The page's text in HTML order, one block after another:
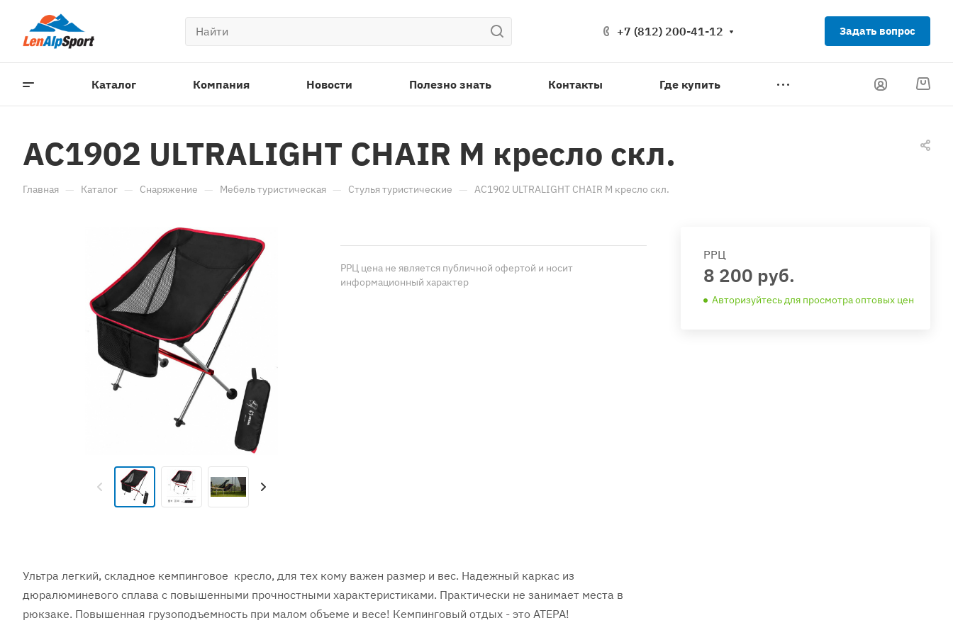
+7 (812) 200-41-12 Задать вопрос
Каталог Компания Новости Полезно знать Контакты Где купить
AC1902 ULTRALIGHT CHAIR M кресло скл.
Главная — Каталог — Снаряжение — Мебель туристическая — Стулья туристические — AC1902 ULTRALIGHT CHAIR M кресло скл.
РРЦ
8 200 руб.
Авторизуйтесь для просмотра оптовых цен
РРЦ цена не является публичной офертой и носит
информационный характер
Ультра легкий, складное кемпинговое кресло, для тех кому важен размер и вес. Надежный каркас из
дюралюминевого сплава с повышенными прочностными характеристиками. Практически не занимает места в
рюкзаке. Повышенная грузоподъемность при малом объеме и весе! Кемпинговый отдых - это ATEPA!